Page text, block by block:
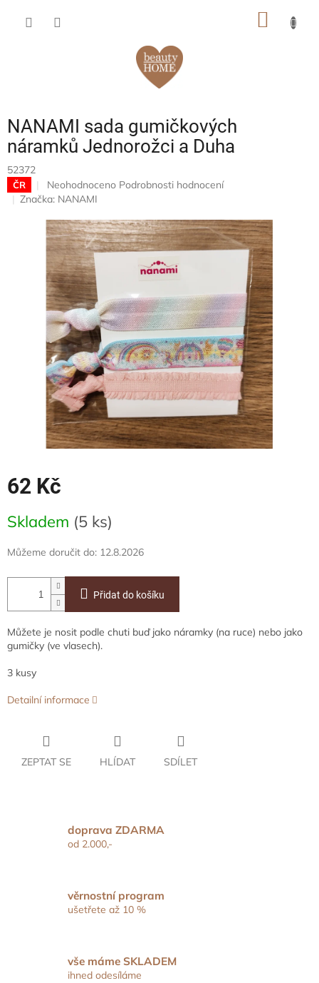
NANAMI sada gumičkových
náramků Jednorožci a Duha
52372
ČR
Průměrné
hodnocení
je
0,0
z
hvězdiček.
Neohodnoceno Podrobnosti hodnocení
Značka: NANAMI
62 Kč
cena:
Skladem (5 ks)
Můžeme doručit do: 12.8.2026
Přidat do košíku
Můžete je nosit podle chuti buď jako náramky (na ruce) nebo jako
gumičky (ve vlasech).
3 kusy
Detailní informace
ZEPTAT SE HLÍDAT SDÍLET
doprava ZDARMA
od 2.000,-
věrnostní program
ušetřete až 10 %
vše máme SKLADEM
ihned odesíláme